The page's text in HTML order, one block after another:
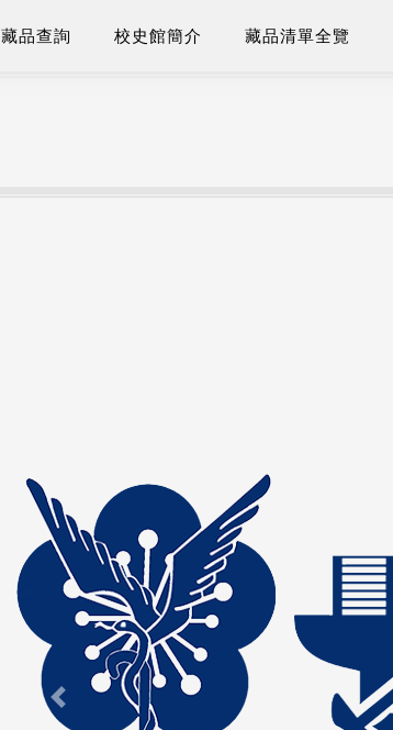
藏品查詢 校史館簡介 藏品清單全覽
Previous